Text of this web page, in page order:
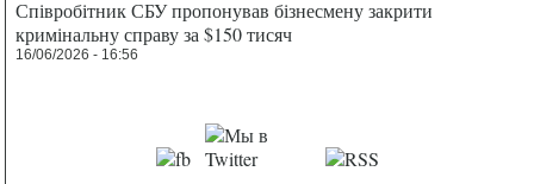
Співробітник СБУ пропонував бізнесмену закрити
кримінальну справу за $150 тисяч
16/06/2026 - 16:56